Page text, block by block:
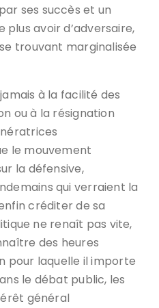
ses succès et un
avoir d’adversaire,
trouvant marginalisée
à la facilité des
ou à la résignation
le mouvement
la défensive,
qui verraient la
créditer de sa
ne renaît pas vite,
des heures
pour laquelle il importe
le débat public, les
général